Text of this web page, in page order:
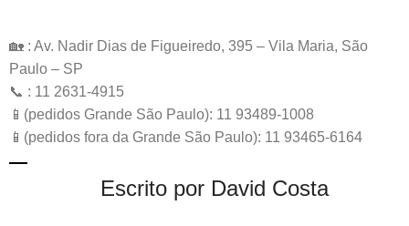
🏡 : Av. Nadir Dias de Figueiredo, 395 – Vila Maria, São
Paulo – SP
📞 : 11 2631-4915
📱(pedidos Grande São Paulo): 11 93489-1008
📱(pedidos fora da Grande São Paulo): 11 93465-6164
Escrito por David Costa